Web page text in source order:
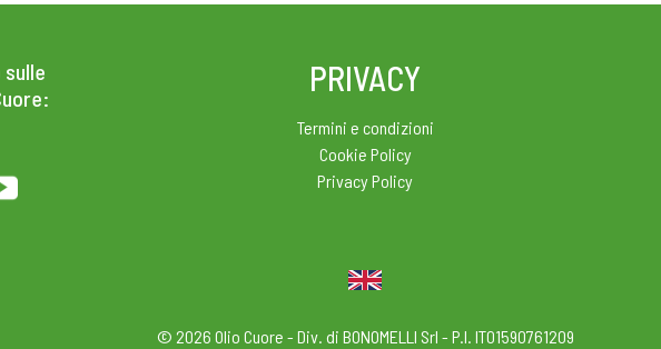
PRIVACY
Termini e condizioni
Cookie Policy
Privacy Policy
© 2026 Olio Cuore - Div. di BONOMELLI Srl - P.I. IT01590761209